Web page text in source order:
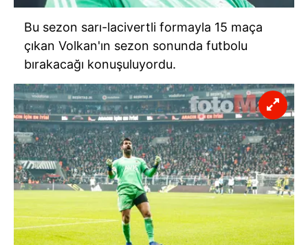
verileriniz işlenmekte olup gerekli olan çerezler bilgi
toplumu hizmetlerinin sunulması amacıyla
kullanılmaktadır. Diğer çerezler, sitemizin daha işlevsel
kılınması ve kişiselleştirilmesi ve sizlere yönelik
reklam/pazarlama faaliyetlerinin yapılması, amaçlarıyla
sınırlı olarak açık rızanız dahilinde kullanılacaktır.
Çerezlere ilişkin tercihlerinizi aşağıda yer alan panel
vasıtasıyla belirleyebilirsiniz. Çerezlere ilişkin detaylı bilgi
için Ayarlar butonuna tıklayabilir,Çerez Bilgilendirme
Metnimiziziyaret edebilirsiniz.
6698 sayılı Kişisel Verilerin Korunması Kanunu uyarınca
hazırlanmış Aydınlatma Metnimizi okumak ve sitemizde
ilgili mevzuata uygun olarak kullanılan çerezlerle ilgili bilgi
Bu sezon sarı-lacivertli formayla 15 maça
çıkan Volkan'ın sezon sonunda futbolu
bırakacağı konuşuluyordu.